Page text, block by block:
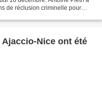
de réclusion criminelle pour
Nice ont été